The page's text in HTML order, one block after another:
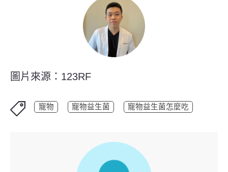
圖片來源：123RF
寵物 寵物益生菌 寵物益生菌怎麼吃